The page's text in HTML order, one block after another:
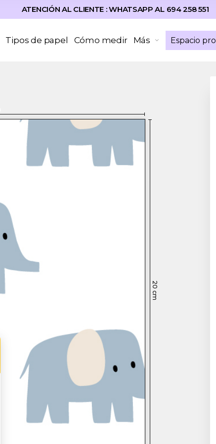
ATENCIÓN AL CLIENTE : WHATSAPP AL 694 258 551
Tipos de papel Cómo medir Más Espacio pro
20
cm